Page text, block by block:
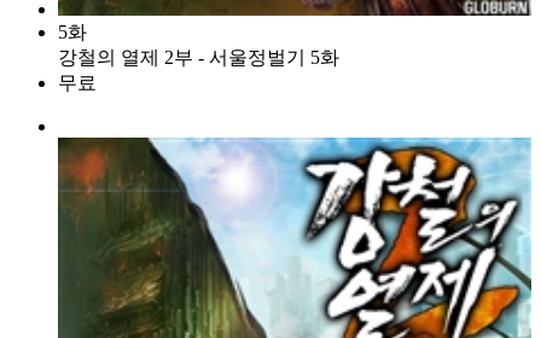
5화
강철의 열제 2부 - 서울정벌기 5화
무료